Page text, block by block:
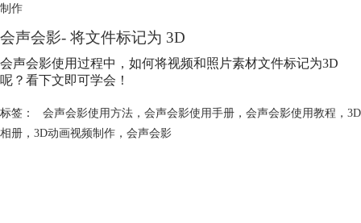
制作
会声会影- 将文件标记为 3D
会声会影使用过程中，如何将视频和照片素材文件标记为3D
呢？看下文即可学会！
标签： 会声会影使用方法， 会声会影使用手册， 会声会影使用教程 ， 3D
相册 ， 3D动画视频制作 ， 会声会影